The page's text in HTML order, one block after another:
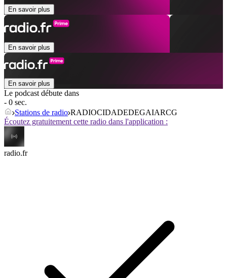
En savoir plus
En savoir plus
En savoir plus
Le podcast débute dans
- 0 sec.
Stations de radio RADIOCIDADEDEGAIARCG
Écoutez gratuitement cette radio dans l'application :
radio.fr